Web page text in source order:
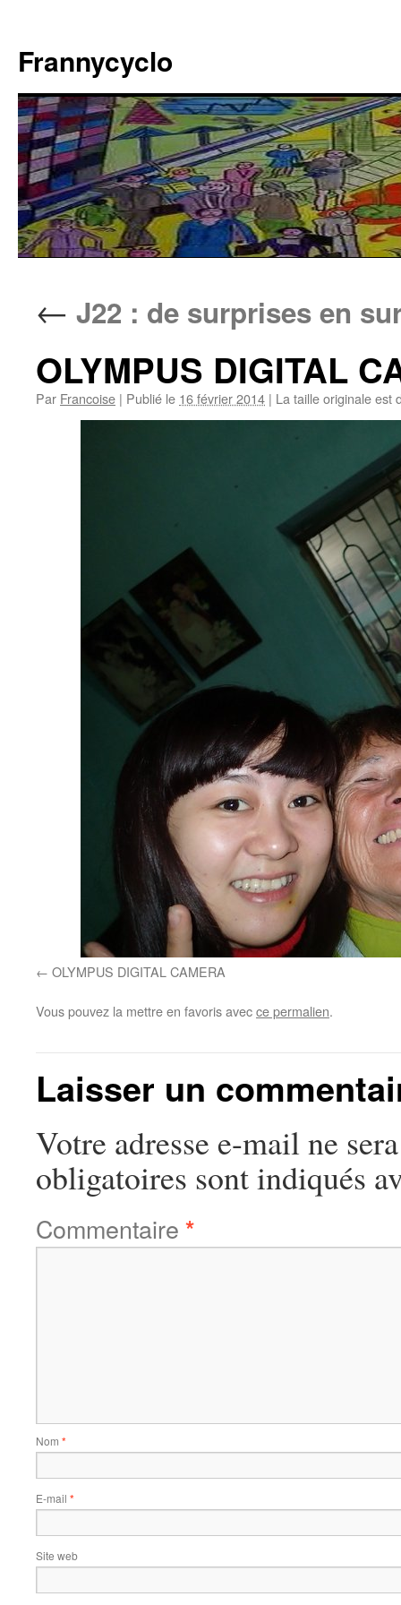
contenu
Frannycyclo
← J22 : de surprises en
OLYMPUS DIGITAL
Par Francoise | Publié le 16 février 2014 | La taille originale est
OLYMPUS DIGITAL CAMERA
Vous pouvez la mettre en favoris avecce permalien.
Laisser un
Votre adresse e-mail ne
obligatoires sont indiqués
Commentaire *
Nom *
E-mail *
Site web